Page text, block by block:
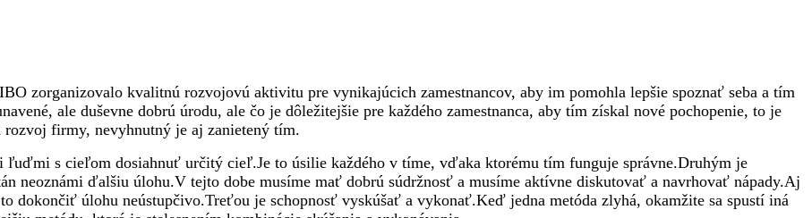
zorganizovalo kvalitnú rozvojovú aktivitu pre vynikajúcich zamestnancov, aby im pomohla lepšie spoznať seba a tím
ale duševne dobrú úrodu, ale čo je dôležitejšie pre každého zamestnanca, aby tím získal nové pochopenie, to je
firmy, nevyhnutný je aj zanietený tím.
s cieľom dosiahnuť určitý cieľ.Je to úsilie každého v tíme, vďaka ktorému tím funguje správne.Druhým je
neoznámi ďalšiu úlohu.V tejto dobe musíme mať dobrú súdržnosť a musíme aktívne diskutovať a navrhovať nápady.Aj
dokončiť úlohu neústupčivo.Treťou je schopnosť vyskúšať a vykonať.Keď jedna metóda zlyhá, okamžite sa spustí iná